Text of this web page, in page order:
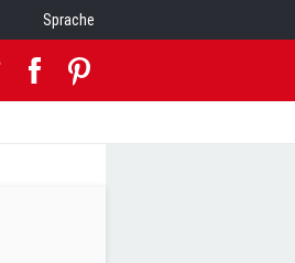
Sprache